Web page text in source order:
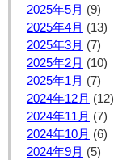
2025年5月 (9)
2025年4月 (13)
2025年3月 (7)
2025年2月 (10)
2025年1月 (7)
2024年12月 (12)
2024年11月 (7)
2024年10月 (6)
2024年9月 (5)